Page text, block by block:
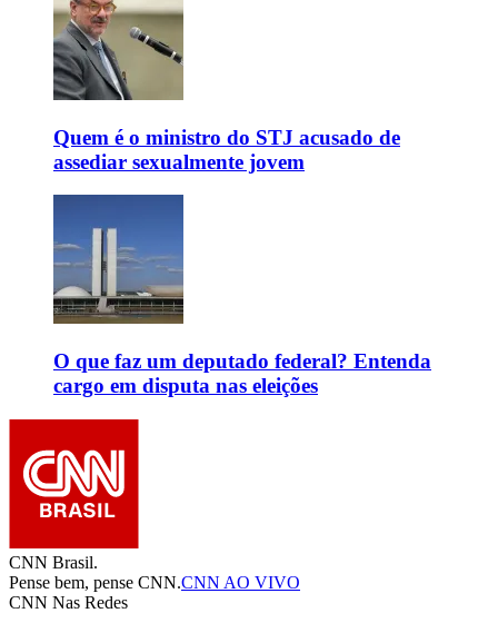
Quem é o ministro do STJ acusado de
assediar sexualmente jovem
O que faz um deputado federal? Entenda
cargo em disputa nas eleições
CNN Brasil.
Pense bem, pense CNN.CNN AO VIVO
CNN Nas Redes